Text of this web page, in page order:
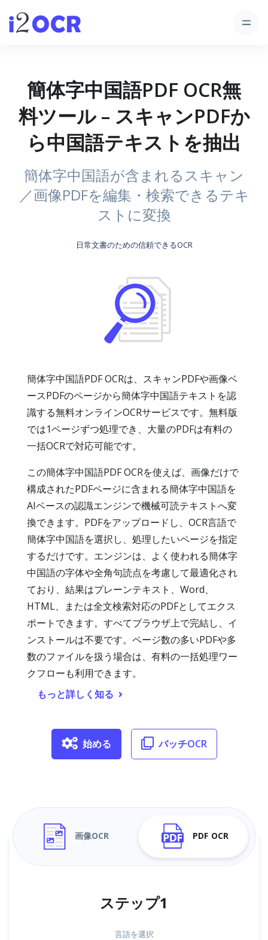
簡体字中国語PDF OCR無
料ツール – スキャンPDFか
ら中国語テキストを抽出
簡体字中国語が含まれるスキャン
／画像PDFを編集・検索できるテキ
ストに変換
日常文書のための信頼できるOCR
簡体字中国語PDF OCRは、スキャンPDFや画像ベ
ースPDFのページから簡体字中国語テキストを認
識する無料オンラインOCRサービスです。無料版
では1ページずつ処理でき、大量のPDFは有料の
一括OCRで対応可能です。
この簡体字中国語PDF OCRを使えば、画像だけで
構成されたPDFページに含まれる簡体字中国語を
AIベースの認識エンジンで機械可読テキストへ変
換できます。PDFをアップロードし、OCR言語で
簡体字中国語を選択し、処理したいページを指定
するだけです。エンジンは、よく使われる簡体字
中国語の字体や全角句読点を考慮して最適化され
ており、結果はプレーンテキスト、Word、
HTML、または全文検索対応のPDFとしてエクス
ポートできます。すべてブラウザ上で完結し、イ
ンストールは不要です。ページ数の多いPDFや多
数のファイルを扱う場合は、有料の一括処理ワー
クフローも利用できます。
もっと詳しく知る
始める バッチOCR
画像OCR PDF OCR
ステップ1
言語を選択